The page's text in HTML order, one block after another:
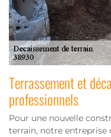
Terrassement et
professionnels
Pour une nouvelle
terrain, notre entreprise